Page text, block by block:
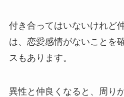
付き合ってはいないけれど
は、恋愛感情がないことを
スもあります。
異性と仲良くなると、周り